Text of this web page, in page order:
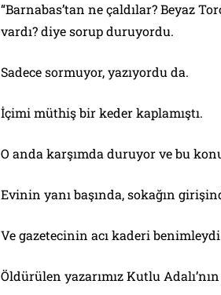
“Barnabas’tan ne çaldılar? Beyaz
vardı? diye sorup duruyordu.
Sadece sormuyor, yazıyordu da.
İçimi müthiş bir keder kaplamıştı.
O anda karşımda duruyor ve bu
Evinin yanı başında, sokağın
Ve gazetecinin acı kaderi
Öldürülen yazarımız Kutlu